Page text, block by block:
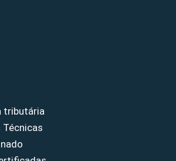
tributária